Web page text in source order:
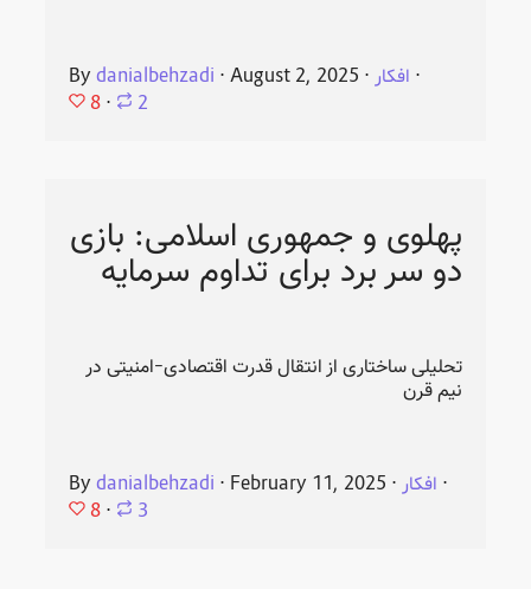
Bydanialbehzadi ⋅August 2, 2025 ⋅ افکار ⋅
8 ⋅ 2
پهلوی و جمهوری اسلامی: بازی
دو سر برد برای تداوم سرمایه
تحلیلی ساختاری از انتقال قدرت اقتصادی-امنیتی در
نیم قرن
Bydanialbehzadi ⋅ February 11, 2025 ⋅ افکار ⋅
8 ⋅ 3